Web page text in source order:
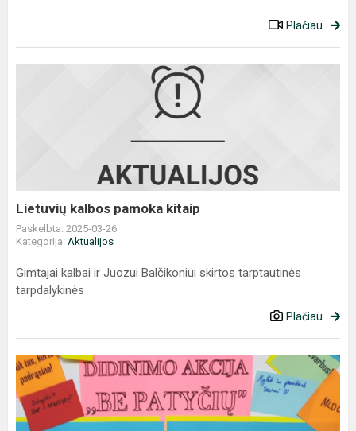
Plačiau
Lietuvių kalbos pamoka kitaip
Paskelbta: 2025-03-26
Kategorija: Aktualijos
Gimtajai kalbai ir Juozui Balčikoniui skirtos tarptautinės
tarpdalykinės
Plačiau
KOVAS
–
,,BE
PATYČIŲ